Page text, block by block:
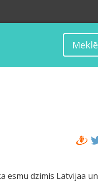
esmu dzimis Latvijaa un